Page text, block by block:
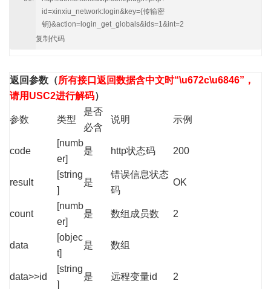
id=xinxiu_network:login&key={传输密
钥}&action=login_get_globals&ids=1&int=2
复制代码
返回参数 （所有接口返回数据含中文时“\u672c\u6846”，
请用USC2进行解码）
参数 类型
是否
必含
说明 示例
code
[numb
er]
是 http状态码 200
result
[string
]
是
错误信息状态
码
OK
count
[numb
er]
是 数组成员数 2
data
[objec
t]
是 数组
data>>id
[string
]
是 远程变量id 2